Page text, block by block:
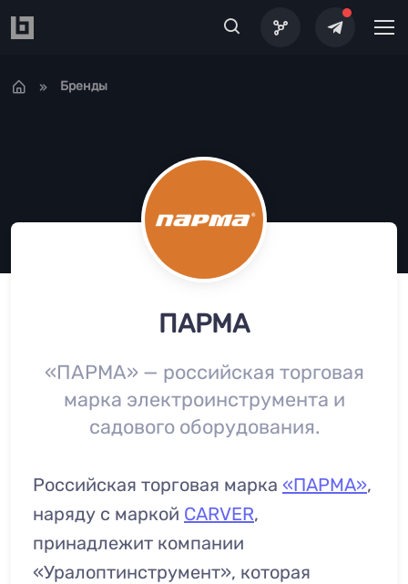
Бренды
ПАРМА
«ПАРМА» — российская торговая
марка электроинструмента и
садового оборудования.
Российская торговая марка «ПАРМА»,
наряду с маркой CARVER,
принадлежит компании
«Уралоптинструмент», которая